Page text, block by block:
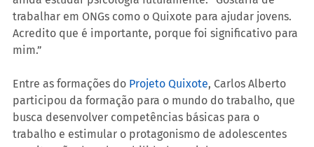
trabalhar em ONGs como o Quixote para ajudar jovens.
Acredito que é importante, porque foi significativo para
mim.”
Entre as formações do Projeto Quixote, Carlos Alberto
participou da formação para o mundo do trabalho, que
busca desenvolver competências básicas para o
trabalho e estimular o protagonismo de adolescentes